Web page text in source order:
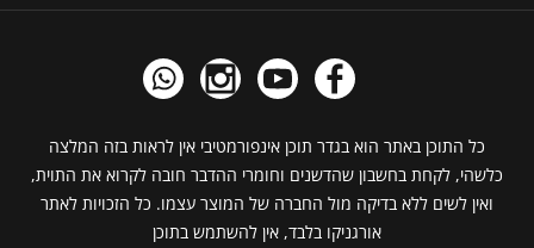
כל התוכן באתר הוא בגדר תוכן אינפורמטיבי אין לראות בזה המלצה
כלשהי, לקחת בחשבון שהדשנים וחומרי ההדבר חובה לקרוא את התוית,
ואין לשים ללא בדיקה מול החברה של המוצר עצמו. כל הזכויות לאתר
אורגניקו בלבד, אין להשתמש בתוכן